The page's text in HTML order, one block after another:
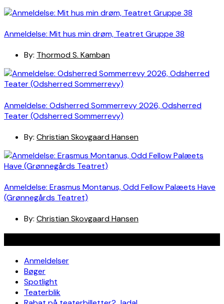
Anmeldelse: Mit hus min drøm, Teatret Gruppe 38
By: Thormod S. Kamban
Anmeldelse: Odsherred Sommerrevy 2026, Odsherred
Teater (Odsherred Sommerrevy)
By: Christian Skovgaard Hansen
Anmeldelse: Erasmus Montanus, Odd Fellow Palæets Have
(Grønnegårds Teatret)
By: Christian Skovgaard Hansen
Anmeldelser
Bøger
Spotlight
Teaterblik